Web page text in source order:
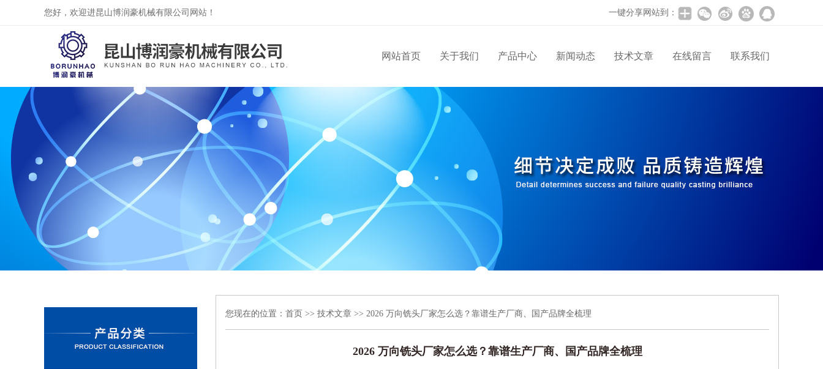
您好，欢迎进昆山博润豪机械有限公司网站！ 一键分享网站到：
网站首页 关于我们 产品中心 新闻动态 技术文章 在线留言 联系我们
您现在的位置： 首页 >> 技术文章 >> 2026 万向铣头厂家怎么选？靠谱生产厂商、国产品牌全梳理
2026 万向铣头厂家怎么选？靠谱生产厂商、国产品牌全梳理